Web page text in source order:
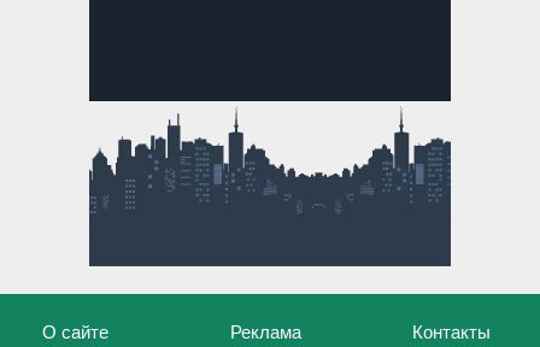
О сайте Реклама Контакты